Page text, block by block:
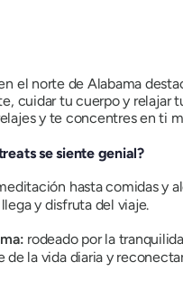
el norte de Alabama
cuidar tu cuerpo y
y te concentres en ti
se siente genial?
hasta comidas y
y disfruta del viaje.
rodeado por la
la vida diaria y